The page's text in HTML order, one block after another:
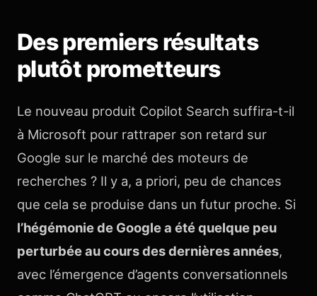
Des premiers résultats
plutôt prometteurs
Le nouveau produit Copilot Search suffira-t-il
à Microsoft pour rattraper son retard sur
Google sur le marché des moteurs de
recherches ? Il y a, a priori, peu de chances
que cela se produise dans un futur proche. Si
l’hégémonie de Google a été quelque peu
perturbée au cours des dernières années,
avec l’émergence d’agents conversationnels